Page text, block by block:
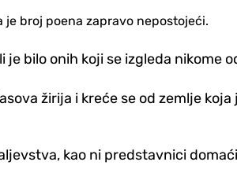
broj poena zapravo nepostojeći.
bilo onih koji se izgleda nikome
žirija i kreće se od zemlje
kao ni predstavnici